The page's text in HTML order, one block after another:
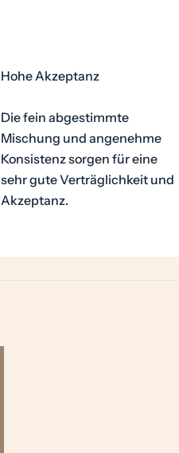
Hohe Akzeptanz
Die fein abgestimmte
Mischung und angenehme
Konsistenz sorgen für eine
sehr gute Verträglichkeit und
Akzeptanz.